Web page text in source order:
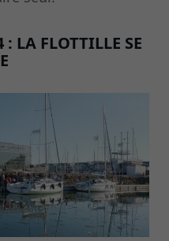
LA FLOTTILLE SE